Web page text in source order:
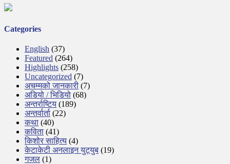
Categories
English (37)
Featured (264)
Highlights (258)
Uncategorized (7)
अचम्मको जानकारी (7)
अडियो / भिडियो (68)
अन्तर्राष्टिय (189)
अन्तर्वार्ता (22)
कथा (40)
कविता (41)
किशोर साहित्य (4)
केटाकेटी अनलाइन युट्युब (19)
गजल (1)